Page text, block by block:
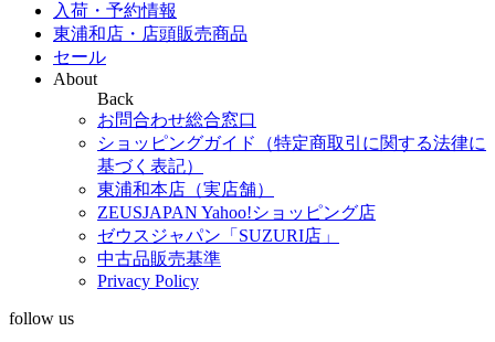
入荷・予約情報
東浦和店・店頭販売商品
セール
About
Back
お問合わせ総合窓口
ショッピングガイド（特定商取引に関する法律に
基づく表記）
東浦和本店（実店舗）
ZEUSJAPAN Yahoo!ショッピング店
ゼウスジャパン「SUZURI店」
中古品販売基準
Privacy Policy
follow us